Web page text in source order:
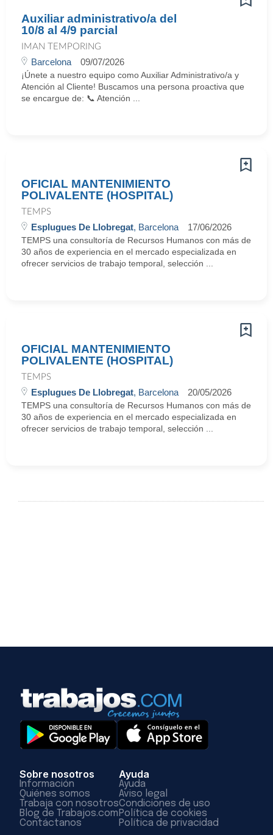
Auxiliar administrativo/a del
10/8 al 4/9 parcial
IMAN TEMPORING
Barcelona 09/07/2026
¡Únete a nuestro equipo como Auxiliar Administrativo/a y
Atención al Cliente! Buscamos una persona proactiva que
se encargue de: 📞 Atención ...
OFICIAL MANTENIMIENTO
POLIVALENTE (HOSPITAL)
TEMPS
Esplugues De Llobregat, Barcelona 17/06/2026
TEMPS una consultoría de Recursos Humanos con más de
30 años de experiencia en el mercado especializada en
ofrecer servicios de trabajo temporal, selección ...
OFICIAL MANTENIMIENTO
POLIVALENTE (HOSPITAL)
TEMPS
Esplugues De Llobregat, Barcelona 20/05/2026
TEMPS una consultoría de Recursos Humanos con más de
30 años de experiencia en el mercado especializada en
ofrecer servicios de trabajo temporal, selección ...
Sobre nosotros
Información
Quiénes somos
Trabaja con nosotros
Blog de Trabajos.com
Contáctanos
Ayuda
Ayuda
Aviso legal
Condiciones de uso
Política de cookies
Política de privacidad